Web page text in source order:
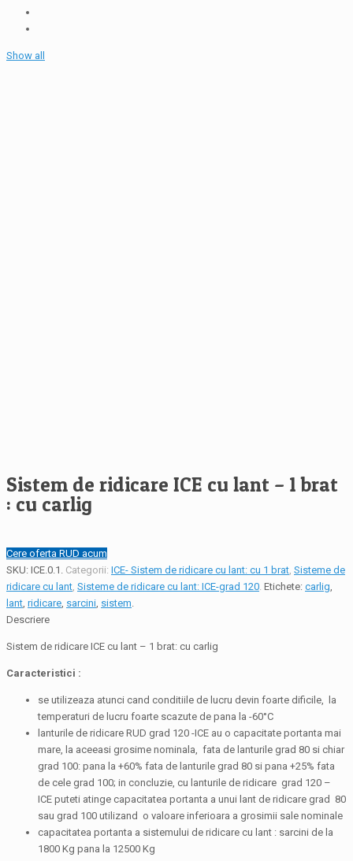
Show all
Sistem de ridicare ICE cu lant – 1 brat
: cu carlig
Cere oferta RUD acum
SKU: ICE.0.1 . Categorii: ICE- Sistem de ridicare cu lant: cu 1 brat, Sisteme de
ridicare cu lant, Sisteme de ridicare cu lant: ICE-grad 120. Etichete: carlig,
lant, ridicare, sarcini, sistem.
Descriere
Sistem de ridicare ICE cu lant – 1 brat: cu carlig
Caracteristici :
se utilizeaza atunci cand conditiile de lucru devin foarte dificile, la
temperaturi de lucru foarte scazute de pana la -60°C
lanturile de ridicare RUD grad 120 -ICE au o capacitate portanta mai
mare, la aceeasi grosime nominala, fata de lanturile grad 80 si chiar
grad 100: pana la +60% fata de lanturile grad 80 si pana +25% fata
de cele grad 100; in concluzie, cu lanturile de ridicare grad 120 –
ICE puteti atinge capacitatea portanta a unui lant de ridicare grad 80
sau grad 100 utilizand o valoare inferioara a grosimii sale nominale
capacitatea portanta a sistemului de ridicare cu lant : sarcini de la
1800 Kg pana la 12500 Kg